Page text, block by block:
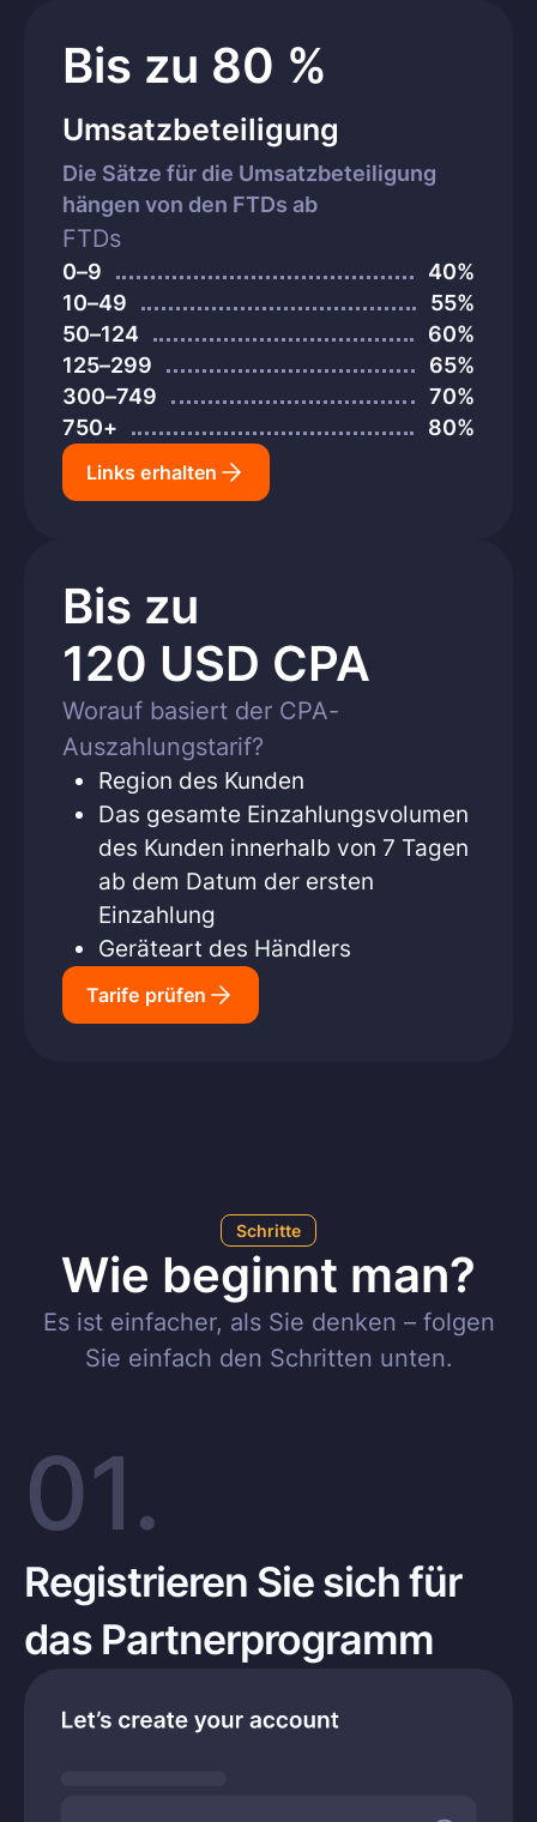
Bis zu 80 %
Umsatzbeteiligung
Die Sätze für die Umsatzbeteiligung
hängen von den FTDs ab
FTDs
0–9
40%
10–49
55%
50–124
60%
125–299
65%
300–749
70%
750+
80%
Links erhalten
Bis zu
120 USD CPA
Worauf basiert der CPA-
Auszahlungstarif?
Region des Kunden
Das gesamte Einzahlungsvolumen
des Kunden innerhalb von 7 Tagen
ab dem Datum der ersten
Einzahlung
Geräteart des Händlers
Tarife prüfen
Schritte
Wie beginnt man?
Es ist einfacher, als Sie denken – folgen
Sie einfach den Schritten unten.
01.
Registrieren Sie sich für
das Partnerprogramm